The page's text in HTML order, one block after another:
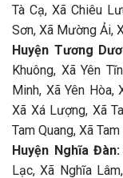
Tà Cạ, Xã Chiêu
Sơn, Xã Mường Ải,
Huyện Tương
Khuông, Xã Yên
Minh, Xã Yên Hòa,
Xã Xá Lượng, Xã
Tam Quang, Xã
Huyện Nghĩa Đàn:
Lạc, Xã Nghĩa